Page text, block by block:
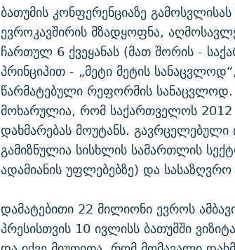
ბათუმის კონფერენციაზე
ევროკავშირის მზადყოფნა,
ჩართულ 6 ქვეყანას (მათ შორის -
პრინციპით - „მეტი მეტის
წარმატებული რეფორმის
მოხარულია, რომ საქართველოს
დახმარებას მოუტანს.
გამიზნულია სისხლის სამართლის
ადამიანის უფლებებზე) და სასაზღვრო
დამატებითი 22 მილიონი ევროს
პრესისთვის 10 ივლისს ბათუმში